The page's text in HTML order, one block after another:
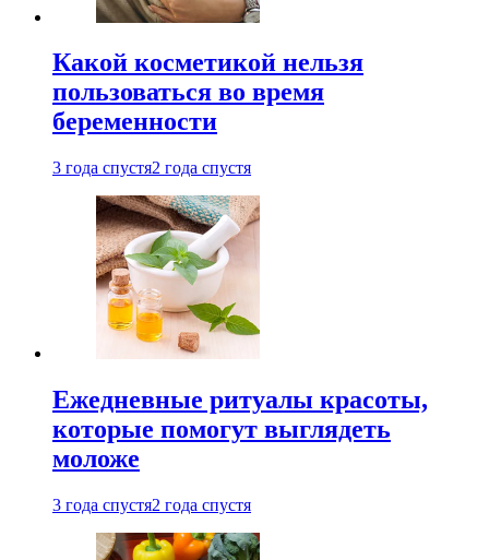
Какой косметикой нельзя
пользоваться во время
беременности
3 года спустя2 года спустя
Ежедневные ритуалы красоты,
которые помогут выглядеть
моложе
3 года спустя2 года спустя